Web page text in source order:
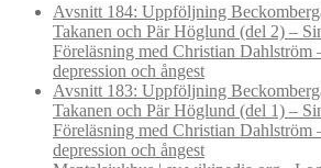
Avsnitt 184: Uppföljning
Takanen och Pär Höglund (del 2) –
Föreläsning med Christian Dahlström
depression och ångest
Avsnitt 183: Uppföljning
Takanen och Pär Höglund (del 1) –
Föreläsning med Christian Dahlström
depression och ångest